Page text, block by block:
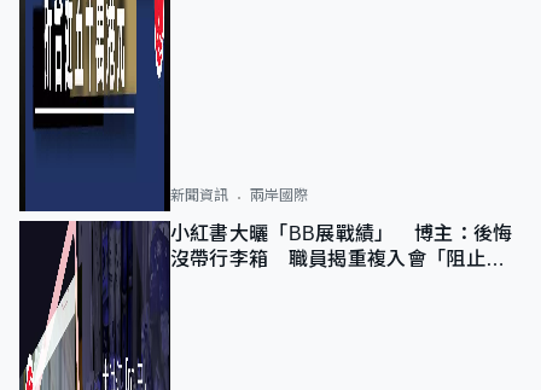
新聞資訊 兩岸國際
小紅書大曬「BB展戰績」 博主：後悔
沒帶行李箱 職員揭重複入會「阻止唔